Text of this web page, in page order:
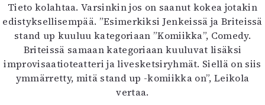
Tieto kolahtaa. Varsinkin jos on saanut kokea jotakin
edistyksellisempää. ”Esimerkiksi Jenkeissä ja Briteissä
stand up kuuluu kategoriaan ”Komiikka”, Comedy.
Briteissä samaan kategoriaan kuuluvat lisäksi
improvisaatioteatteri ja livesketsiryhmät. Siellä on siis
ymmärretty, mitä stand up -komiikka on”, Leikola
vertaa.